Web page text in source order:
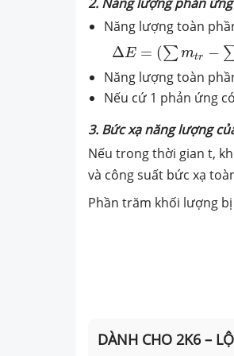
Năng lượng toàn
ΔE = (∑mtr −
Δ E= mtr a
Năng lượng toàn
Nếu cứ 1 phản ứng
3. Bức xạ năng lượng
Nếu trong thời gian t,
và công suất bức xạ
Phần trăm khối lượng
DÀNH CHO 2K6 –